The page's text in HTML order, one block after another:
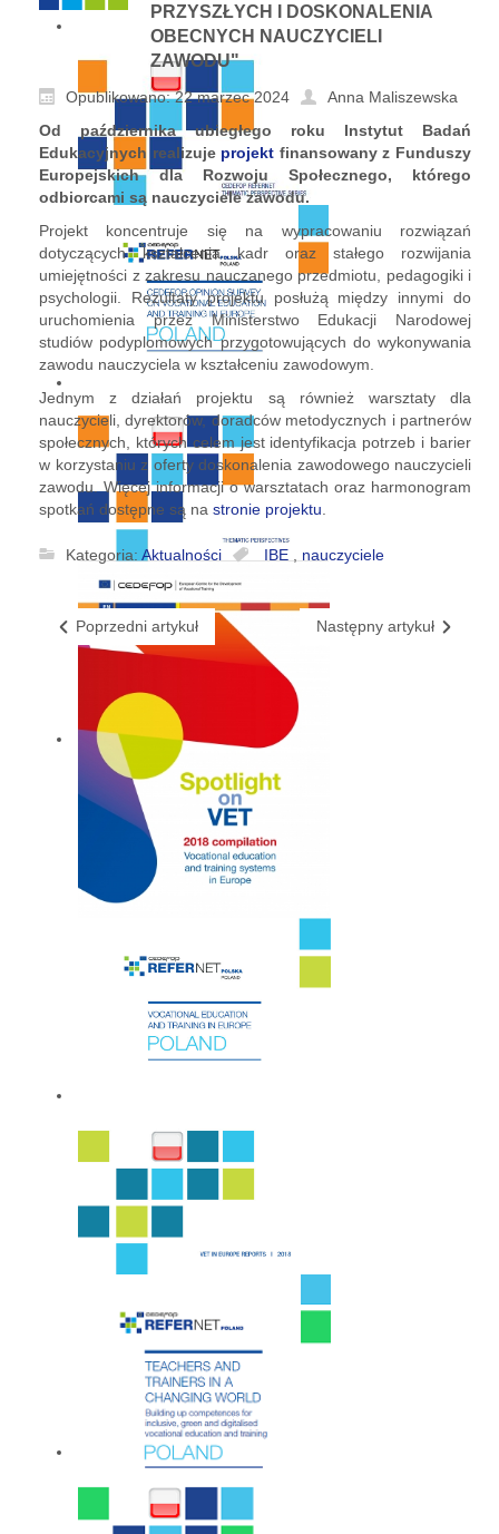
PRZYSZŁYCH I DOSKONALENIA
OBECNYCH NAUCZYCIELI
ZAWODU"
Opublikowano: 22 marzec 2024
Anna Maliszewska
Od października ubiegłego roku Instytut Badań
Edukacyjnych realizuje projekt finansowany z Funduszy
Europejskich dla Rozwoju Społecznego, którego
odbiorcami są nauczyciele zawodu.
Projekt koncentruje się na wypracowaniu rozwiązań
dotyczących kształcenia kadr oraz stałego rozwijania
umiejętności z zakresu nauczanego przedmiotu, pedagogiki i
psychologii. Rezultaty projektu posłużą między innymi do
uruchomienia przez Ministerstwo Edukacji Narodowej
studiów podyplomowych przygotowujących do wykonywania
zawodu nauczyciela w kształceniu zawodowym.
Jednym z działań projektu są również warsztaty dla
nauczycieli, dyrektorów, doradców metodycznych i partnerów
społecznych, których celem jest identyfikacja potrzeb i barier
w korzystaniu z oferty doskonalenia zawodowego nauczycieli
zawodu. Więcej informacji o warsztatach oraz harmonogram
spotkań dostępne są na stronie projektu
Kategoria: Aktualności IBE , nauczyciele
Poprzedni artykuł Następny artykuł